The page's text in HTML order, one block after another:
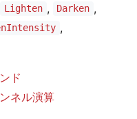
Lighten , Darken ,
,
ド
ネル演算